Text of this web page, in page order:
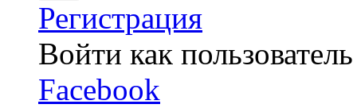
Регистрация
Войти как пользователь
Facebook